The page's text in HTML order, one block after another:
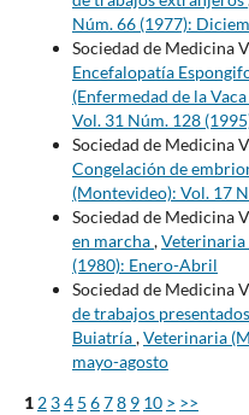
Núm. 66 (1977):
Sociedad de Medicina
Encefalopatía
(Enfermedad de la
Vol. 31 Núm. 128
Sociedad de Medicina
Congelación de
(Montevideo): Vol. 17
Sociedad de Medicina
en marcha,Veterinaria
(1980): Enero-Abril
Sociedad de Medicina
de trabajos
Buiatría,Veterinaria
mayo-agosto
1 2 34 5 678 9 10 > >>